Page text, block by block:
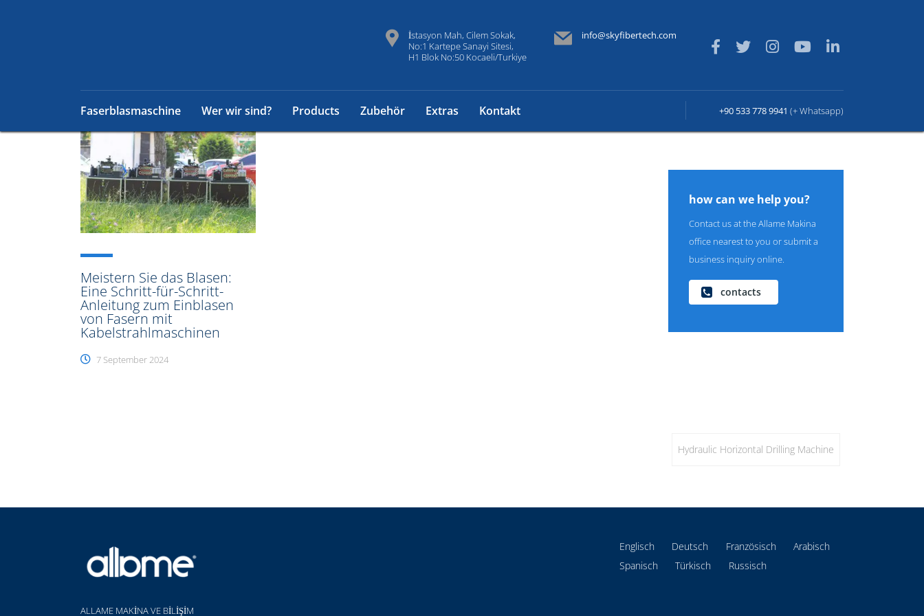
İstasyon Mah, Cilem Sokak,
No:1 Kartepe Sanayi Sitesi,
H1 Blok No:50 Kocaeli/Turkiye
info@skyfibertech.com
Faserblasmaschine Wer wir sind? Products Zubehör Extras Kontakt +90 533 778 9941 (+ Whatsapp)
Meistern Sie das Blasen:
Eine Schritt-für-Schritt-
Anleitung zum Einblasen
von Fasern mit
Kabelstrahlmaschinen
7 September 2024
how can we help you?
Contact us at the Allame Makina
office nearest to you or submit a
business inquiry online.
contacts
Hydraulic Horizontal Drilling Machine
ALLAME MAKİNA VE BİLİŞİM
Englisch Deutsch Französisch
Arabisch
Spanisch
Türkisch Russisch